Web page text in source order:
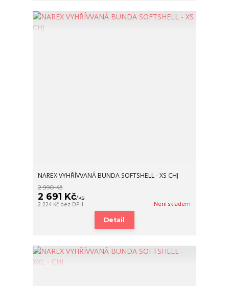
NAREX VYHŘÍVVANÁ BUNDA SOFTSHELL - XS CHJ
2 990 Kč
2 691 Kč/ks
2 224 Kč bez DPH Není skladem
Detail